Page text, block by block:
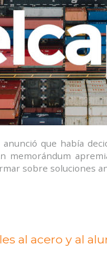
que había
memorándum
sobre soluciones
al acero y al